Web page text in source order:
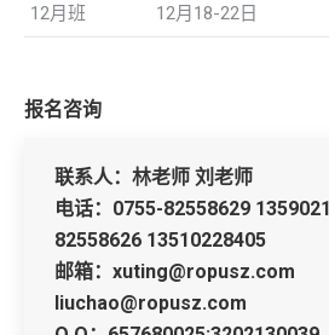
12月班 12月18-22日
报名咨询
联系人：林老师 刘老师
电话：0755-82558629
82558626 13510228405
邮箱：xuting@ropusz.com
liuchao@ropusz.com